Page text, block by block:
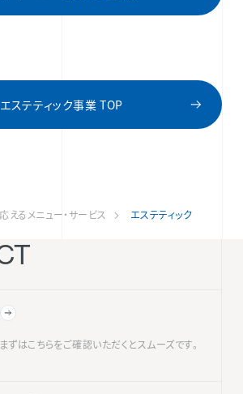
エステティック事業 TOP
えるメニュー・サービス エステティック
ずはこちらをご確認いただくとスムーズです。